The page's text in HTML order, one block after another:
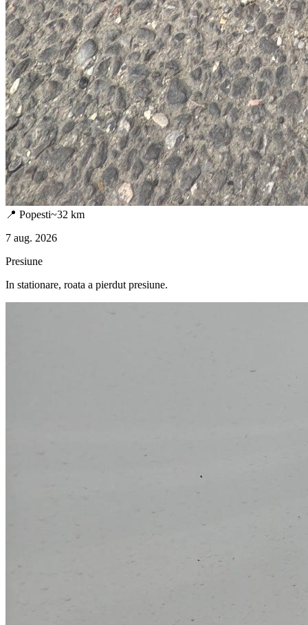
📍 Popesti~32 km
7 aug. 2026
Presiune
In stationare, roata a pierdut presiune.